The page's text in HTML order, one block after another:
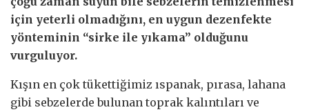
için yeterli olmadığını, en uygun dezenfekte
yönteminin “sirke ile yıkama” olduğunu
vurguluyor.
Kışın en çok tükettiğimiz ıspanak, pırasa, lahana
gibi sebzelerde bulunan toprak kalıntıları ve